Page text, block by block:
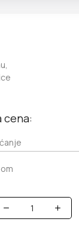
cena:
Količina